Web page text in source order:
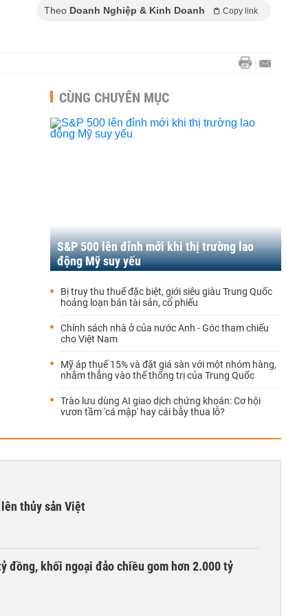
Theo Doanh Nghiệp & Kinh Doanh Copy link
CÙNG CHUYÊN MỤC
S&P 500 lên đỉnh mới khi thị trường lao
động Mỹ suy yếu
Bị truy thu thuế đặc biệt, giới siêu giàu Trung Quốc
hoảng loạn bán tài sản, cổ phiếu
Chính sách nhà ở của nước Anh - Góc tham chiếu
cho Việt Nam
Mỹ áp thuế 15% và đặt giá sàn với một nhóm hàng,
nhắm thẳng vào thế thống trị của Trung Quốc
Trào lưu dùng AI giao dịch chứng khoán: Cơ hội
vươn tầm 'cá mập' hay cái bẫy thua lỗ?
thủy sản Việt
đồng, khối ngoại đảo chiều gom hơn 2.000 tỷ